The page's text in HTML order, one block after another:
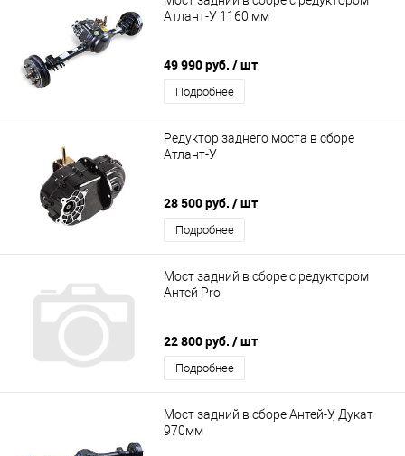
Атлант-У 1160 мм
49 990 руб. / шт
Подробнее
Редуктор заднего моста в сборе
Атлант-У
28 500 руб. / шт
Подробнее
Мост задний в сборе с редуктором
Антей Pro
22 800 руб. / шт
Подробнее
Мост задний в сборе Антей-У, Дукат
970мм